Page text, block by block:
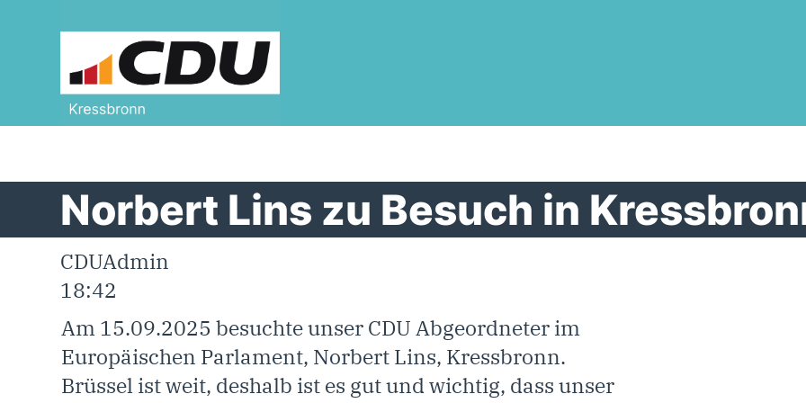
Norbert Lins zu Besuch in
CDUAdmin
18:42
Am 15.09.2025 besuchte unser CDU Abgeordneter im
Europäischen Parlament, Norbert Lins, Kressbronn.
Brüssel ist weit, deshalb ist es gut und wichtig, dass unser